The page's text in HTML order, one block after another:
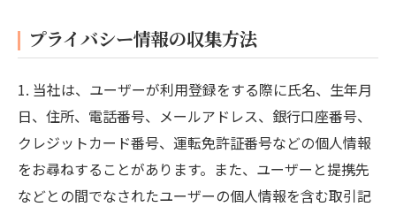
プライバシー情報の収集方法
1. 当社は、ユーザーが利用登録をする際に氏名、生年月
日、住所、電話番号、メールアドレス、銀行口座番号、
クレジットカード番号、運転免許証番号などの個人情報
をお尋ねすることがあります。また、ユーザーと提携先
などとの間でなされたユーザーの個人情報を含む取引記